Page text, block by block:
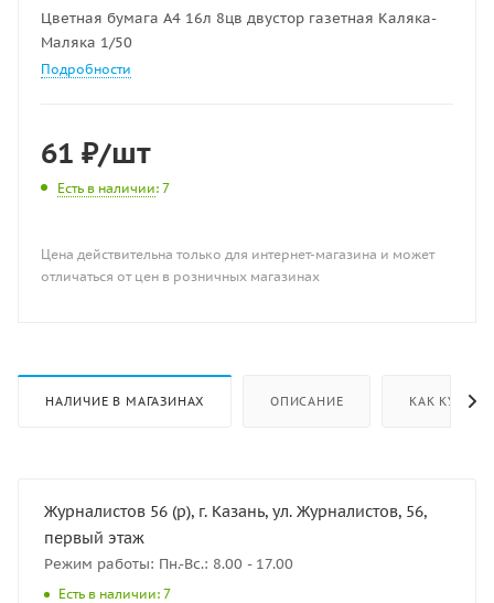
Цветная бумага А4 16л 8цв двустор газетная Каляка-
Маляка 1/50
Подробности
61 ₽/шт
Есть в наличии: 7
Цена действительна только для интернет-магазина и может
отличаться от цен в розничных магазинах
НАЛИЧИЕ В МАГАЗИНАХ ОПИСАНИЕ КАК КУПИТЬ
Журналистов 56 (р), г. Казань, ул. Журналистов, 56,
первый этаж
Режим работы: Пн.-Вс.: 8.00 - 17.00
Есть в наличии: 7